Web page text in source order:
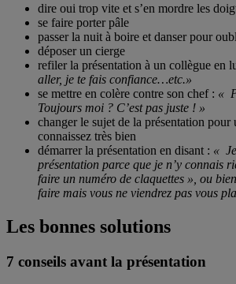
dire oui trop vite et s’en mordre les
se faire porter pâle
passer la nuit à boire et danser pour
déposer un cierge
refiler la présentation à un collègue en
aller, je te fais confiance…etc.»
se mettre en colère contre son chef : «
Toujours moi ? C’est pas juste ! »
changer le sujet de la présentation pour
connaissez très bien
démarrer la présentation en disant : «
présentation parce que je n’y connais
faire un numéro de claquettes », ou bien
faire mais vous ne viendrez pas vous
Les bonnes solutions
7 conseils avant la présentation